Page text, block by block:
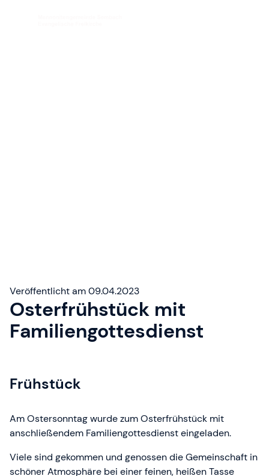
Veröffentlicht am 09.04.2023
Osterfrühstück mit
Familiengottesdienst
Frühstück
Am Ostersonntag wurde zum Osterfrühstück mit
anschließendem Familiengottesdienst eingeladen.
Viele sind gekommen und genossen die Gemeinschaft in
schöner Atmosphäre bei einer feinen, heißen Tasse